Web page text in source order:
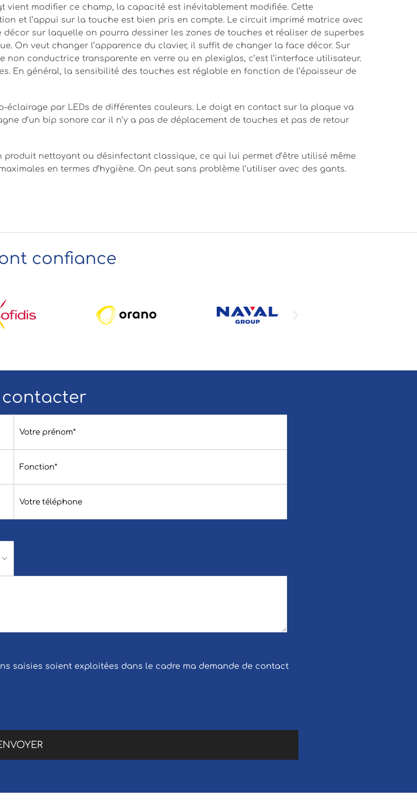
modifier ce champ, la capacité est inévitablement modifiée. Cette
et l’appui sur la touche est bien pris en compte. Le circuit imprimé matrice avec
sur laquelle on pourra dessiner les zones de touches et réaliser de superbes
On veut changer l’apparence du clavier, il suffit de changer la face décor. Sur
conductrice transparente en verre ou en plexiglas, c’est l’interface utilisateur.
En général, la sensibilité des touches est réglable en fonction de l’épaisseur de
éclairage par LEDs de différentes couleurs. Le doigt en contact sur la plaque va
d’un bip sonore car il n’y a pas de déplacement de touches et pas de retour
nettoyant ou désinfectant classique, ce qui lui permet d’être utilisé même
en termes d’hygiène. On peut sans problème l’utiliser avec des gants.
confiance
contacter
saisies soient exploitées dans le cadre ma demande de contact